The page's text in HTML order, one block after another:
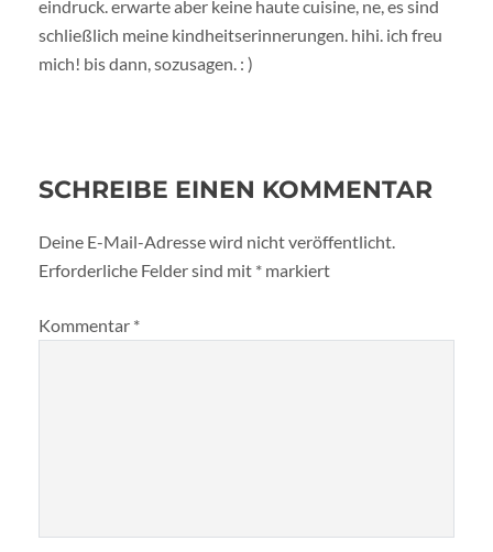
eindruck. erwarte aber keine haute cuisine, ne, es sind
schließlich meine kindheitserinnerungen. hihi. ich freu
mich! bis dann, sozusagen. : )
SCHREIBE EINEN KOMMENTAR
Deine E-Mail-Adresse wird nicht veröffentlicht.
Erforderliche Felder sind mit * markiert
Kommentar *